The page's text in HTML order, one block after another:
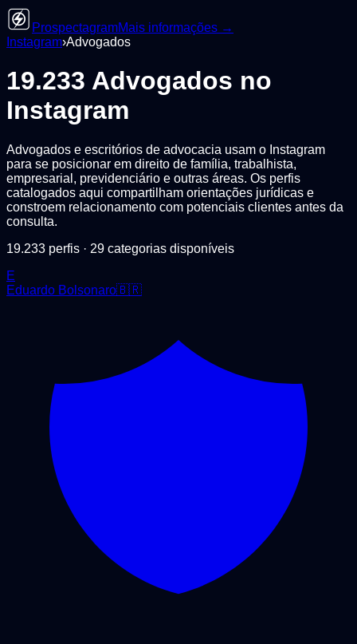
ProspectagramMais informações →
Instagram›Advogados
19.233 Advogados no
Instagram
Advogados e escritórios de advocacia usam o Instagram
para se posicionar em direito de família, trabalhista,
empresarial, previdenciário e outras áreas. Os perfis
catalogados aqui compartilham orientações jurídicas e
constroem relacionamento com potenciais clientes antes da
consulta.
19.233 perfis · 29 categorias disponíveis
E
Eduardo Bolsonaro🇧🇷